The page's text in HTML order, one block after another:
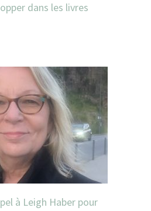
dans les livres
à Leigh Haber pour